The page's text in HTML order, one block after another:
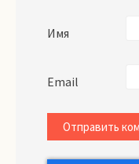
Имя
Email